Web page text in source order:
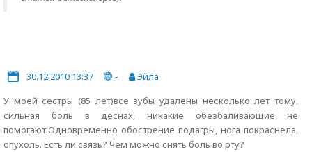
30.12.2010 13:37 -
Эйла
У моей сестры (85 лет)все зубы удалены несколько лет тому,
сильная боль в деснах, никакие обезбаливающие не
помогают.Одновременно обострение подагры, нога покраснела,
опухоль. Есть ли связь? Чем можно снять боль во рту?